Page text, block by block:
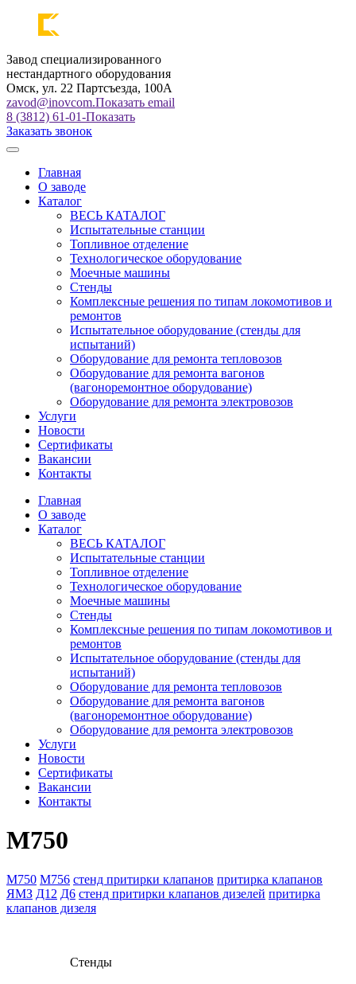
Завод специализированного
нестандартного оборудования
Омск, ул. 22 Партсъезда, 100А
zavod@inovcom.Показать email
8 (3812) 61-01-Показать
Заказать звонок
Главная
О заводе
Каталог
ВЕСЬ КАТАЛОГ
Испытательные станции
Топливное отделение
Технологическое оборудование
Моечные машины
Стенды
Комплексные решения по типам локомотивов и
ремонтов
Испытательное оборудование (стенды для
испытаний)
Оборудование для ремонта тепловозов
Оборудование для ремонта вагонов
(вагоноремонтное оборудование)
Оборудование для ремонта электровозов
Услуги
Новости
Сертификаты
Вакансии
Контакты
Главная
О заводе
Каталог
ВЕСЬ КАТАЛОГ
Испытательные станции
Топливное отделение
Технологическое оборудование
Моечные машины
Стенды
Комплексные решения по типам локомотивов и
ремонтов
Испытательное оборудование (стенды для
испытаний)
Оборудование для ремонта тепловозов
Оборудование для ремонта вагонов
(вагоноремонтное оборудование)
Оборудование для ремонта электровозов
Услуги
Новости
Сертификаты
Вакансии
Контакты
М750
М750 М756 стенд притирки клапанов притирка клапанов
ЯМЗ Д12 Д6 стенд притирки клапанов дизелей притирка
клапанов дизеля
Стенды